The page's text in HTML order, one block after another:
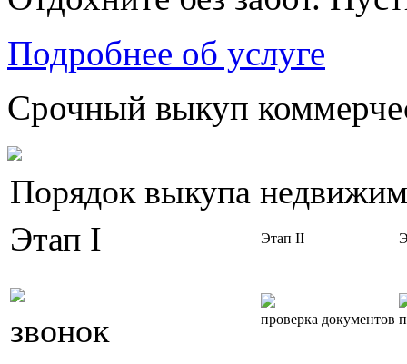
Подробнее об услуге
Срочный выкуп
Порядок выкупа
Этап I
Этап II
звонок проверка документов